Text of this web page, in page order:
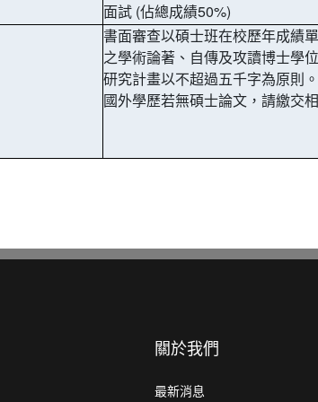
面試 (佔總成績50%)
書面審查以碩士班在校歷年成績
之學術論著、自傳及攻讀博士學
研究計畫以不超過五千字為原則。
國外學歷若無碩士論文，請繳交
關於我們
最新消息